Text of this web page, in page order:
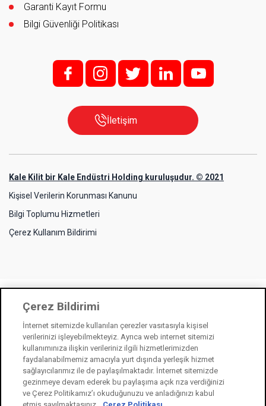
Garanti Kayıt Formu
Bilgi Güvenliği Politikası
f; i; t l y
İletişim
Kale Kilit bir Kale Endüstri Holding kuruluşudur. © 2021
Kişisel Verilerin Korunması Kanunu
Bilgi Toplumu Hizmetleri
Çerez Kullanım Bildirimi
Çerez Bildirimi
İnternet sitemizde kullanılan çerezler vasıtasıyla kişisel
verilerinizi işleyebilmekteyiz. Ayrıca web internet sitemizi
kullanımınıza ilişkin verileriniz ilgili hizmetlerimizden
faydalanabilmemiz amacıyla yurt dışında yerleşik hizmet
sağlayıcılarımız ile de paylaşılmaktadır. İnternet sitemizde
gezinmeye devam ederek bu paylaşıma açık rıza verdiğinizi
ve Çerez Politikamız’ı okuduğunuzu ve anladığınızı kabul